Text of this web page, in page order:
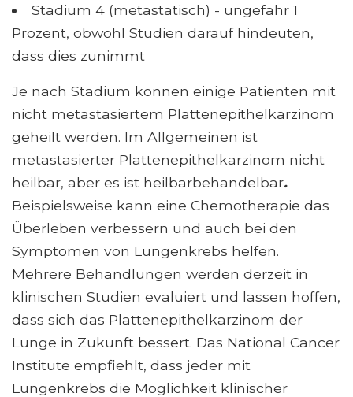
Stadium 4 (metastatisch) - ungefähr 1
Prozent, obwohl Studien darauf hindeuten,
dass dies zunimmt
Je nach Stadium können einige Patienten mit
nicht metastasiertem Plattenepithelkarzinom
geheilt werden. Im Allgemeinen ist
metastasierter Plattenepithelkarzinom nicht
heilbar, aber es ist heilbarbehandelbar.
Beispielsweise kann eine Chemotherapie das
Überleben verbessern und auch bei den
Symptomen von Lungenkrebs helfen.
Mehrere Behandlungen werden derzeit in
klinischen Studien evaluiert und lassen hoffen,
dass sich das Plattenepithelkarzinom der
Lunge in Zukunft bessert. Das National Cancer
Institute empfiehlt, dass jeder mit
Lungenkrebs die Möglichkeit klinischer